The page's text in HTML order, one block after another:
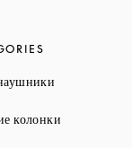
колонки